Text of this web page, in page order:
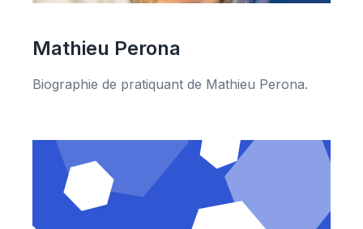
Mathieu Perona
Biographie de pratiquant de Mathieu Perona.